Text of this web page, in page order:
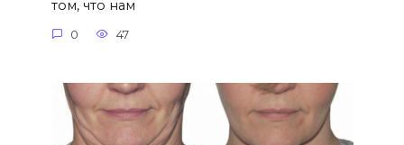
том, что нам
0 47